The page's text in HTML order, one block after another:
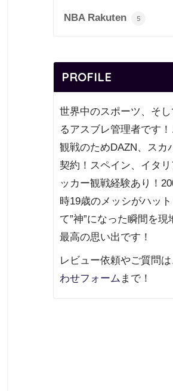
NBA Rakuten 5
PROFILE
世界中のスポーツ、そ
るアスブレ管理者です
観戦のためDAZN、スカ
契約！スペイン、イタ
ッカー観戦経験あり！
時19歳のメッシがハッ
て”神”になった瞬間を
最高の思い出です！
レビュー依頼やご質問は
わせフォーム まで！